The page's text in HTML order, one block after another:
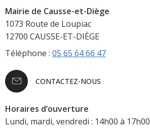
Mairie de Causse-et-Diège
1073 Route de Loupiac
12700 CAUSSE-ET-DIÈGE
Téléphone : 05 65 64 66 47
CONTACTEZ-NOUS
Horaires d’ouverture
Lundi, mardi, vendredi : 14h00 à 17h00